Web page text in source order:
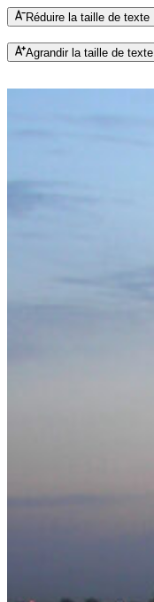
Réduire la taille de texte
Agrandir la taille de texte